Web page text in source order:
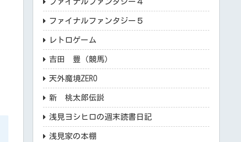
ファイナルファンタジー４
ファイナルファンタジー５
レトロゲーム
吉田 豊（競馬）
天外魔境ZERO
新 桃太郎伝説
浅見ヨシヒロの週末読書日記
浅見家の本棚